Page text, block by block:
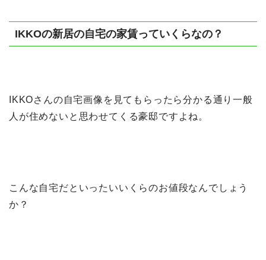
IKKOの新居の自宅の家賃っていくらなの？
IKKOさんの自宅画像を見てもらったら分かる通り一般
人が住めないと思わせてくる豪邸ですよね。
こんな自宅だといったいいくらのお値段なんでしょう
か？